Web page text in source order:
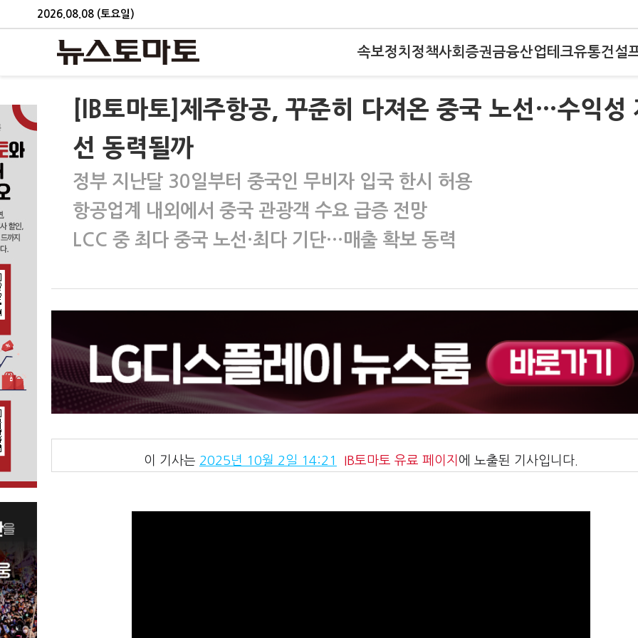
2026.08.08 (토요일)
속보정치 정책사회 증권금융산업테크유통건설
[IB토마토]제주항공, 꾸준히 다져온 중국 노선…수익성
선 동력될까
정부 지난달 30일부터 중국인 무비자 입국 한시 허용
항공업계 내외에서 중국 관광객 수요 급증 전망
LCC 중 최다 중국 노선·최다 기단…매출 확보 동력
이 기사는 2025년 10월 2일 14:21 IB토마토 유료 페이지 에 노출된 기사입니다.